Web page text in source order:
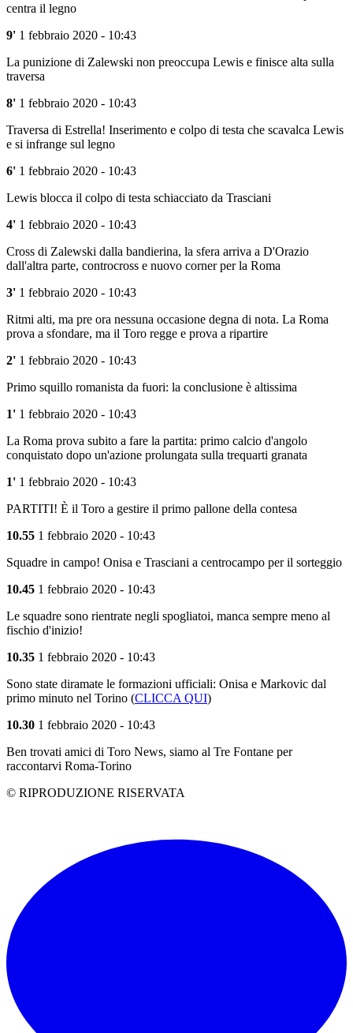
centra il legno
9' 1 febbraio 2020 - 10:43
La punizione di Zalewski non preoccupa Lewis e finisce alta sulla
traversa
8' 1 febbraio 2020 - 10:43
Traversa di Estrella! Inserimento e colpo di testa che scavalca Lewis
e si infrange sul legno
6' 1 febbraio 2020 - 10:43
Lewis blocca il colpo di testa schiacciato da Trasciani
4' 1 febbraio 2020 - 10:43
Cross di Zalewski dalla bandierina, la sfera arriva a D'Orazio
dall'altra parte, controcross e nuovo corner per la Roma
3' 1 febbraio 2020 - 10:43
Ritmi alti, ma pre ora nessuna occasione degna di nota. La Roma
prova a sfondare, ma il Toro regge e prova a ripartire
2' 1 febbraio 2020 - 10:43
Primo squillo romanista da fuori: la conclusione è altissima
1' 1 febbraio 2020 - 10:43
La Roma prova subito a fare la partita: primo calcio d'angolo
conquistato dopo un'azione prolungata sulla trequarti granata
1' 1 febbraio 2020 - 10:43
PARTITI! È il Toro a gestire il primo pallone della contesa
10.55 1 febbraio 2020 - 10:43
Squadre in campo! Onisa e Trasciani a centrocampo per il sorteggio
10.45 1 febbraio 2020 - 10:43
Le squadre sono rientrate negli spogliatoi, manca sempre meno al
fischio d'inizio!
10.35 1 febbraio 2020 - 10:43
Sono state diramate le formazioni ufficiali: Onisa e Markovic dal
primo minuto nel Torino (CLICCA QUI)
10.30 1 febbraio 2020 - 10:43
Ben trovati amici di Toro News, siamo al Tre Fontane per
raccontarvi Roma-Torino
© RIPRODUZIONE RISERVATA